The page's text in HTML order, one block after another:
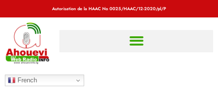
Autorisation de la HAAC No 0025/HAAC/12-2020/pl/P
French